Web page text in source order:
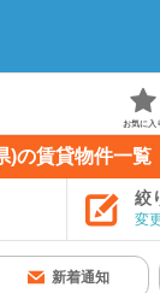
お気に入
)の賃貸物件一覧
絞
変
新着通知